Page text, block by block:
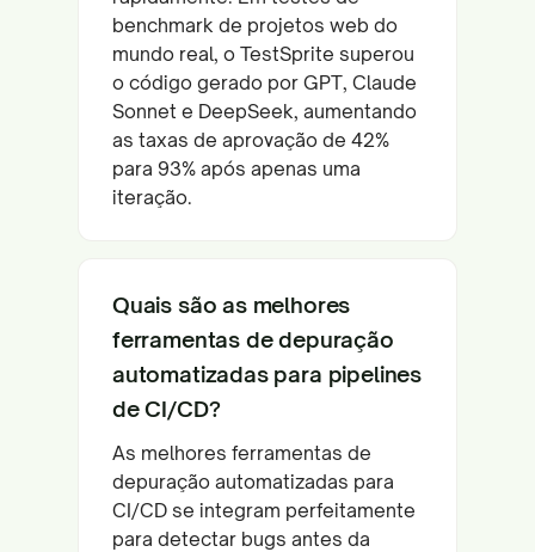
benchmark de projetos web do
mundo real, o TestSprite superou
o código gerado por GPT, Claude
Sonnet e DeepSeek, aumentando
as taxas de aprovação de 42%
para 93% após apenas uma
iteração.
Quais são as melhores
ferramentas de depuração
automatizadas para pipelines
de CI/CD?
As melhores ferramentas de
depuração automatizadas para
CI/CD se integram perfeitamente
para detectar bugs antes da